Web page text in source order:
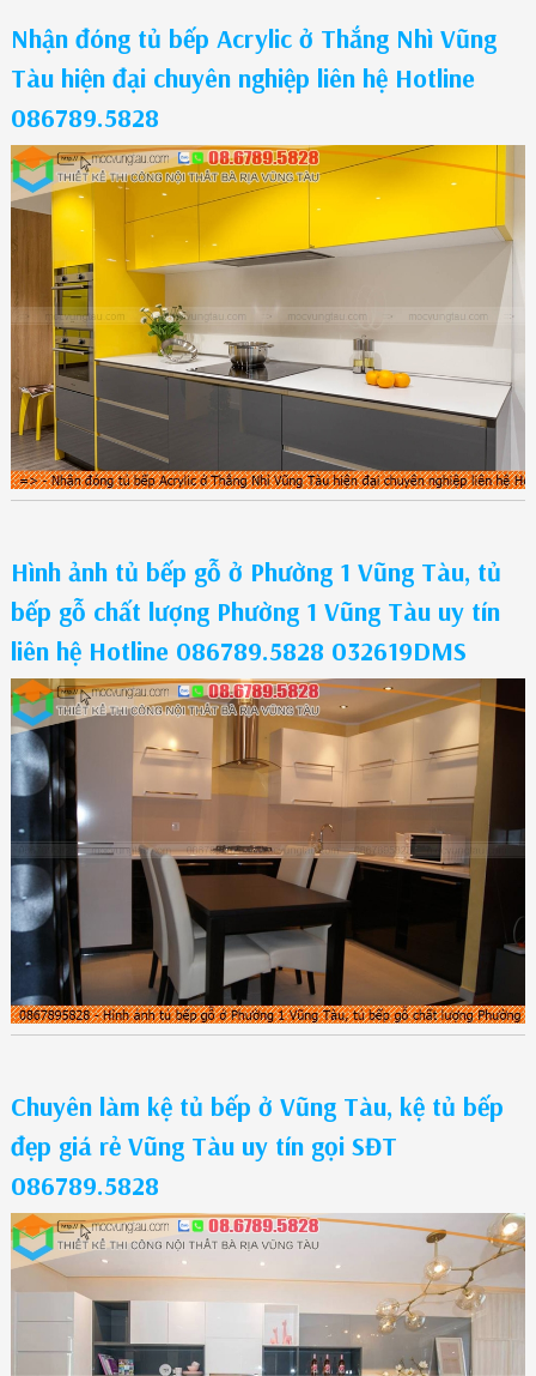
Nhận đóng tủ bếp Acrylic ở Thắng Nhì Vũng
Tàu hiện đại chuyên nghiệp liên hệ Hotline
086789.5828
Hình ảnh tủ bếp gỗ ở Phường 1 Vũng Tàu, tủ
bếp gỗ chất lượng Phường 1 Vũng Tàu uy tín
liên hệ Hotline 086789.5828 032619DMS
Chuyên làm kệ tủ bếp ở Vũng Tàu, kệ tủ bếp
đẹp giá rẻ Vũng Tàu uy tín gọi SĐT
086789.5828